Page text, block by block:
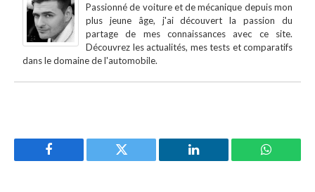
Passionné de voiture et de mécanique depuis mon
plus jeune âge, j'ai découvert la passion du
partage de mes connaissances avec ce site.
Découvrez les actualités, mes tests et comparatifs
dans le domaine de l'automobile.
Facebook Twitter LinkedIn